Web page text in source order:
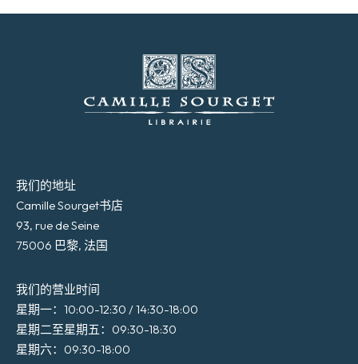
我们的地址
Camille Sourget书店
93, rue de Seine
75006 巴黎, 法国
我们的营业时间
星期一：10:00-12:30 / 14:30-18:00
星期二至星期五：09:30-18:30
星期六：09:30-18:00